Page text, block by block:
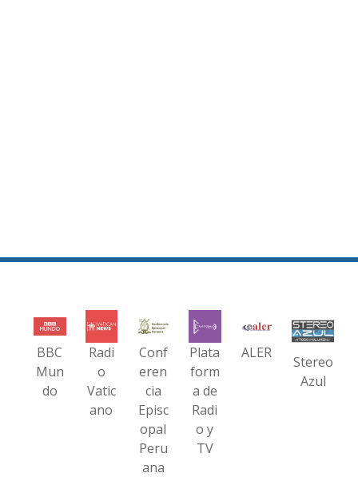
BBC
Mun
do
Radi
o
Vatic
ano
Conf
eren
cia
Episc
opal
Peru
ana
Plata
form
a de
Radi
o y
TV
ALER
Stereo
Azul